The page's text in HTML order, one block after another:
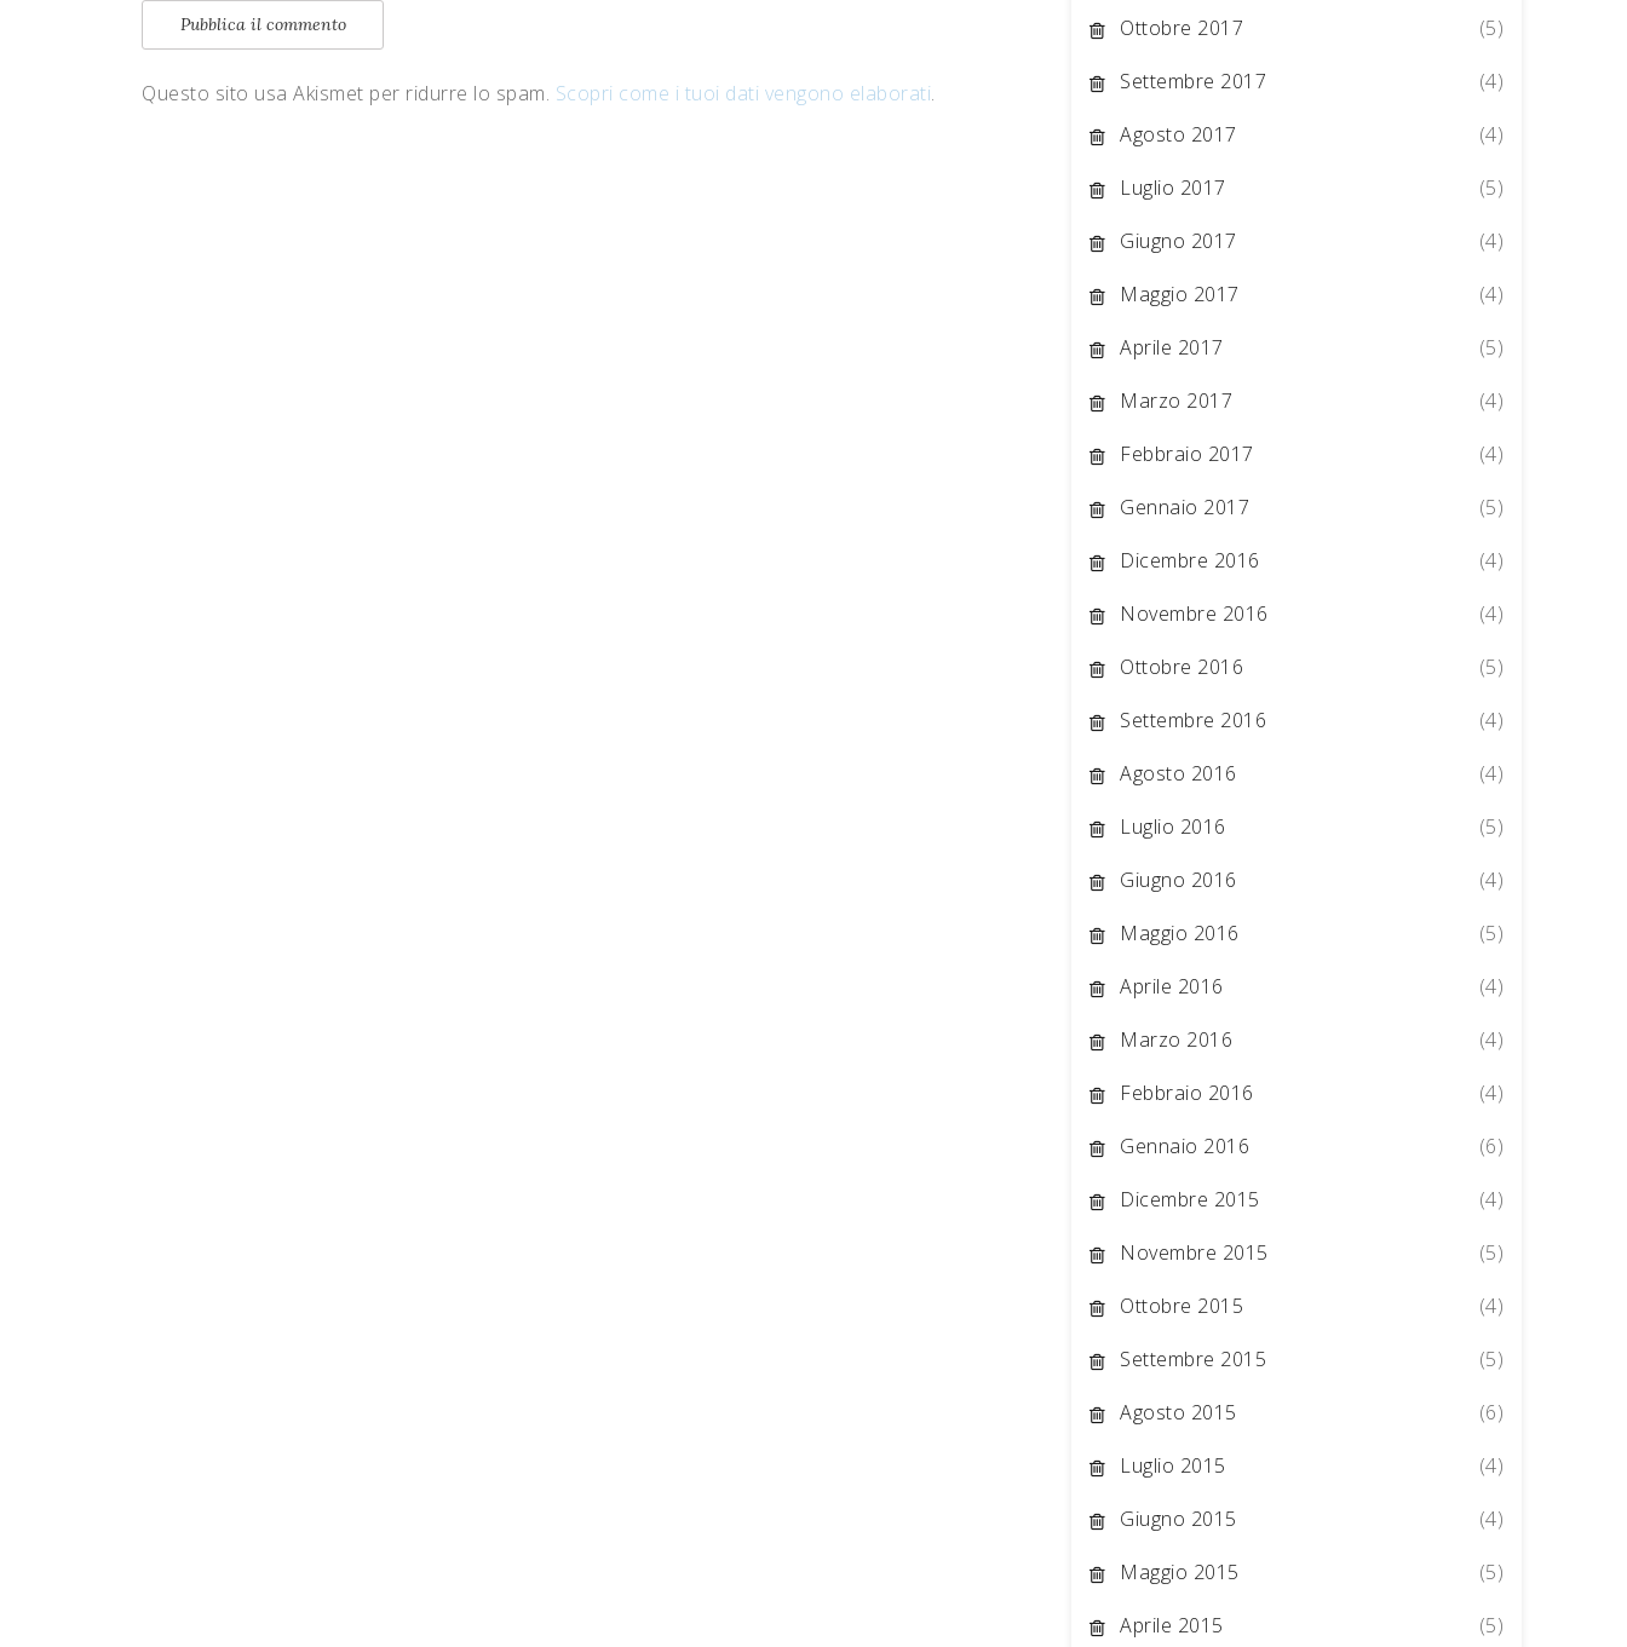
Questo sito usa Akismet per ridurre lo spam. Scopri come i tuoi dati vengono elaborati.
Ottobre 2017
(5)
Settembre 2017
(4)
Agosto 2017
(4)
Luglio 2017
(5)
Giugno 2017
(4)
Maggio 2017
(4)
Aprile 2017
(5)
Marzo 2017
(4)
Febbraio 2017
(4)
Gennaio 2017
(5)
Dicembre 2016
(4)
Novembre 2016
(4)
Ottobre 2016
(5)
Settembre 2016
(4)
Agosto 2016
(4)
Luglio 2016
(5)
Giugno 2016
(4)
Maggio 2016
(5)
Aprile 2016
(4)
Marzo 2016
(4)
Febbraio 2016
(4)
Gennaio 2016
(6)
Dicembre 2015
(4)
Novembre 2015
(5)
Ottobre 2015
(4)
Settembre 2015
(5)
Agosto 2015
(6)
Luglio 2015
(4)
Giugno 2015
(4)
Maggio 2015
(5)
Aprile 2015
(5)